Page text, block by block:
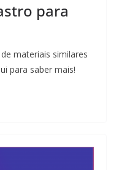
para
materiais similares
para saber mais!